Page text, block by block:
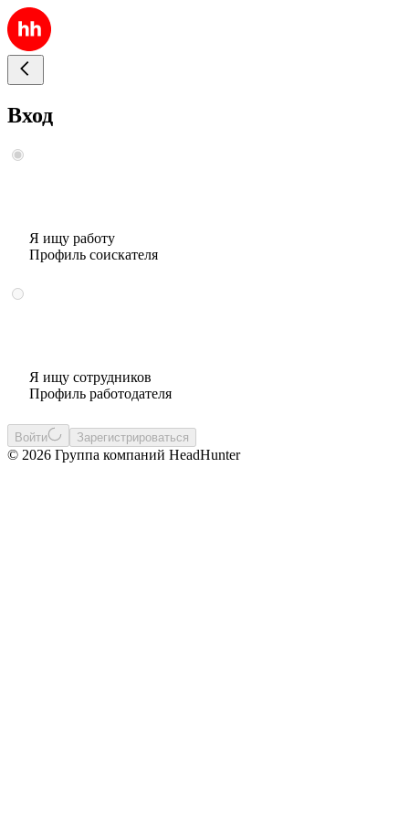
Вход
Я ищу работу
Профиль соискателя
Я ищу сотрудников
Профиль работодателя
Войти Зарегистрироваться
© 2026 Группа компаний HeadHunter